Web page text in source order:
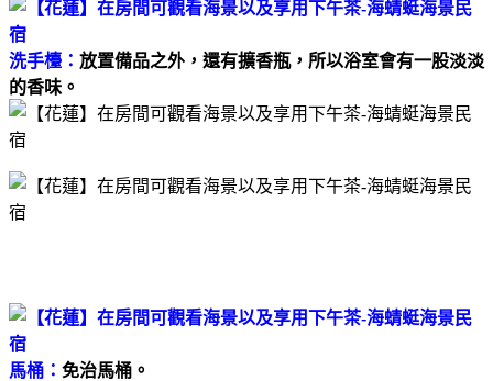
洗手檯： 放置備品之外，還有擴香瓶，所以浴室會有一股淡淡
的香味。
馬桶： 免治馬桶。